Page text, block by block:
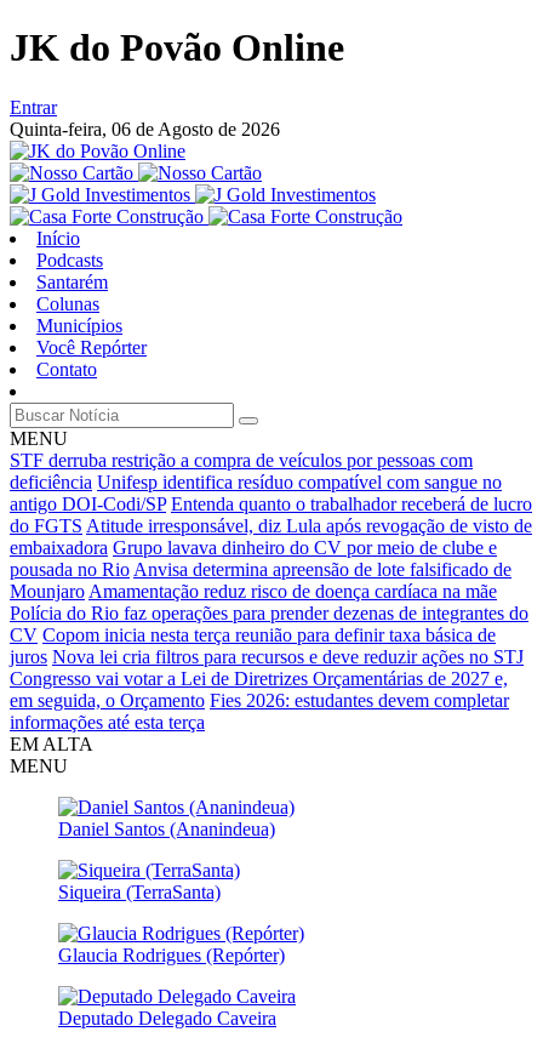
JK do Povão Online
Entrar
Quinta-feira, 06 de Agosto de 2026
Início
Podcasts
Santarém
Colunas
Municípios
Você Repórter
Contato
MENU
STF derruba restrição a compra de veículos por pessoas com
deficiência Unifesp identifica resíduo compatível com sangue no
antigo DOI-Codi/SP Entenda quanto o trabalhador receberá de lucro
do FGTS Atitude irresponsável, diz Lula após revogação de visto de
embaixadora Grupo lavava dinheiro do CV por meio de clube e
pousada no Rio Anvisa determina apreensão de lote falsificado de
Mounjaro Amamentação reduz risco de doença cardíaca na mãe
Polícia do Rio faz operações para prender dezenas de integrantes do
CV Copom inicia nesta terça reunião para definir taxa básica de
juros Nova lei cria filtros para recursos e deve reduzir ações no STJ
Congresso vai votar a Lei de Diretrizes Orçamentárias de 2027 e,
em seguida, o Orçamento Fies 2026: estudantes devem completar
informações até esta terça
EM ALTA
MENU
Daniel Santos (Ananindeua)
Siqueira (TerraSanta)
Glaucia Rodrigues (Repórter)
Deputado Delegado Caveira